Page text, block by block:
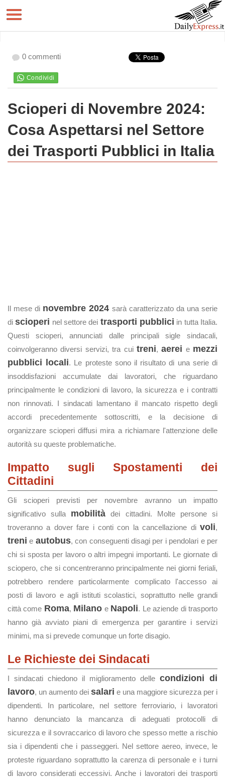
0 commenti
Scioperi di Novembre 2024:
Cosa Aspettarsi nel Settore
dei Trasporti Pubblici in Italia
Il mese di novembre 2024 sarà caratterizzato da una serie
discioperi nel settore dei trasporti pubblici in tutta Italia.
Questi scioperi, annunciati dalle principali sigle sindacali,
coinvolgeranno diversi servizi, tra cui treni,aerei e mezzi
pubblici locali. Le proteste sono il risultato di una serie di
insoddisfazioni accumulate dai lavoratori, che riguardano
principalmente le condizioni di lavoro, la sicurezza e i contratti
non rinnovati. I sindacati lamentano il mancato rispetto degli
accordi precedentemente sottoscritti, e la decisione di
organizzare scioperi diffusi mira a richiamare l'attenzione delle
autorità su queste problematiche.
Impatto sugli Spostamenti dei
Cittadini
Gli scioperi previsti per novembre avranno un impatto
significativo sulla mobilità dei cittadini. Molte persone si
troveranno a dover fare i conti con la cancellazione di voli,
treni e autobus, con conseguenti disagi per i pendolari e per
chi si sposta per lavoro o altri impegni importanti. Le giornate di
sciopero, che si concentreranno principalmente nei giorni feriali,
potrebbero rendere particolarmente complicato l'accesso ai
posti di lavoro e agli istituti scolastici, soprattutto nelle grandi
città come Roma, Milano e Napoli. Le aziende di trasporto
hanno già avviato piani di emergenza per garantire i servizi
minimi, ma si prevede comunque un forte disagio.
Le Richieste dei Sindacati
I sindacati chiedono il miglioramento delle condizioni di
lavoro, un aumento dei salari e una maggiore sicurezza per i
dipendenti. In particolare, nel settore ferroviario, i lavoratori
hanno denunciato la mancanza di adeguati protocolli di
sicurezza e il sovraccarico di lavoro che spesso mette a rischio
sia i dipendenti che i passeggeri. Nel settore aereo, invece, le
proteste riguardano soprattutto la carenza di personale e i turni
di lavoro considerati eccessivi. Anche i lavoratori dei trasporti